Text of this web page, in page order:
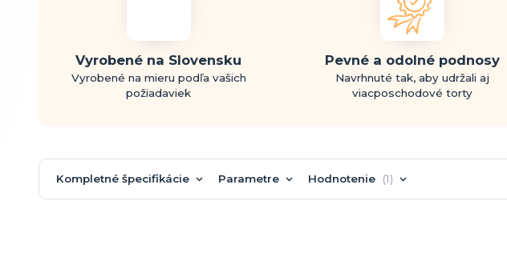
Vyrobené na Slovensku
Vyrobené na mieru podľa vašich
požiadaviek
Pevné a odolné podnosy
Navrhnuté tak, aby udržali aj
viacposchodové torty
Kompletné špecifikácie Parametre Hodnotenie 1